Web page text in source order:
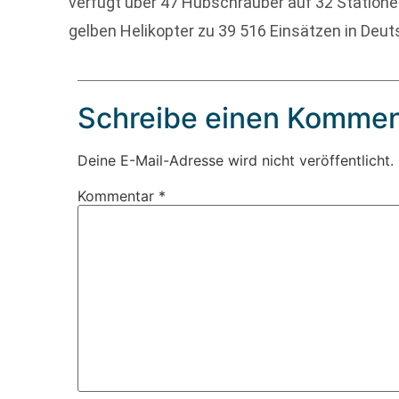
gelben Helikopter zu 39 516 Einsätzen in
Schreibe einen
Deine E-Mail-Adresse wird nicht veröffentlicht.
Kommentar *